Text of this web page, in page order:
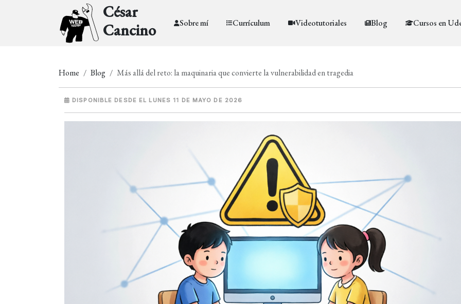
César
Cancino
Sobre mí Currículum Videotutoriales Blog Cursos en
Home Blog Más allá del reto: la maquinaria que convierte la vulnerabilidad en tragedia
DISPONIBLE DESDE EL LUNES 11 DE MAYO DE 2026